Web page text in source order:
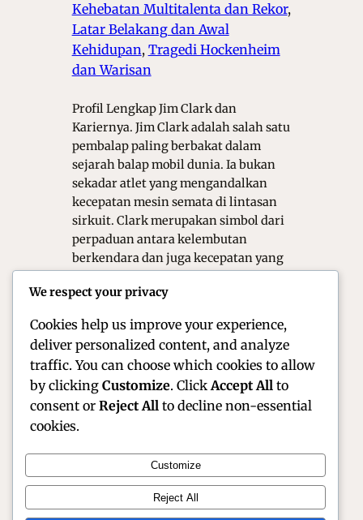
Kehebatan Multitalenta dan Rekor ,
Latar Belakang dan Awal
Kehidupan, Tragedi Hockenheim
dan Warisan
Profil Lengkap Jim Clark dan
Kariernya. Jim Clark adalah salah satu
pembalap paling berbakat dalam
sejarah balap mobil dunia. Ia bukan
sekadar atlet yang mengandalkan
kecepatan mesin semata di lintasan
sirkuit. Clark merupakan simbol dari
perpaduan antara kelembutan
berkendara dan juga kecepatan yang
berhasil mendominasi kancah
Official Site of Christian Montanari | Racer &
Motorsport Profile
We respect your privacy
Cookies help us improve your experience,
deliver personalized content, and analyze
traffic. You can choose which cookies to allow
by clicking Customize. Click Accept All to
consent or Reject All to decline non-essential
cookies.
Customize
Reject All